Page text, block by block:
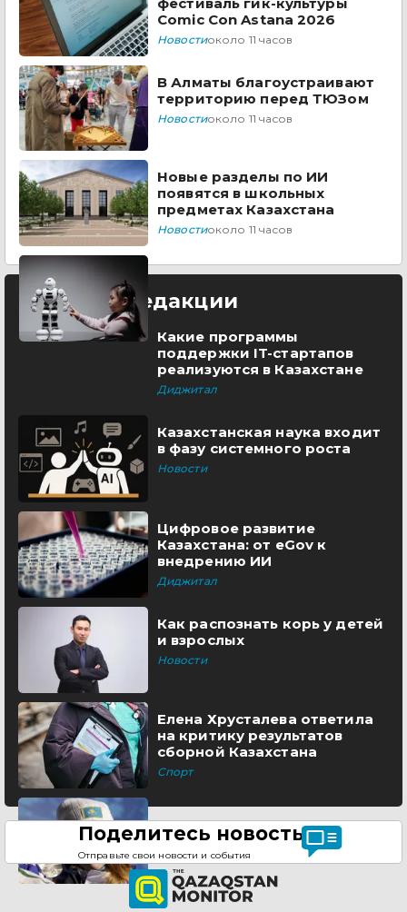
Comic Con Astana 2026
Новостиоколо 11 часов
В Алматы благоустраивают
территорию перед ТЮЗом
Новостиоколо 11 часов
Новые разделы по ИИ
появятся в школьных
предметах Казахстана
Новостиоколо 11 часов
Выбор редакции
Какие программы
поддержки IT-стартапов
реализуются в Казахстане
Диджитал
Казахстанская наука входит
в фазу системного роста
Новости
Цифровое развитие
Казахстана: от eGov к
внедрению ИИ
Диджитал
Как распознать корь у детей
и взрослых
Новости
Елена Хрусталева ответила
на критику результатов
сборной Казахстана
Спорт
Поделитесь новостью
Отправьте свои новости и события